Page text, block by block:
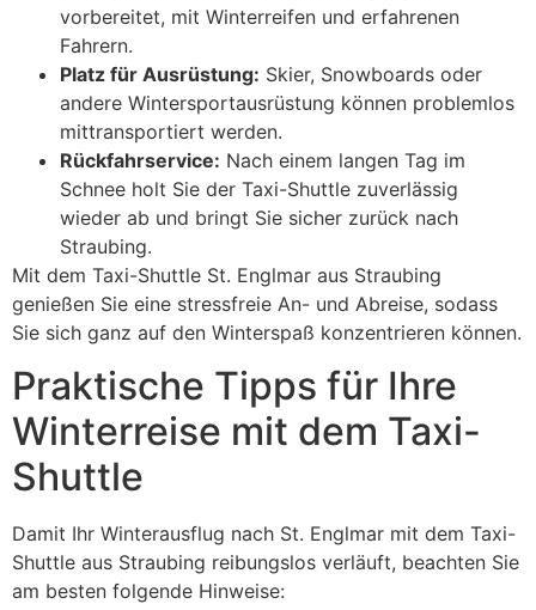
vorbereitet, mit Winterreifen und erfahrenen
Fahrern.
Platz für Ausrüstung: Skier, Snowboards oder
andere Wintersportausrüstung können problemlos
mittransportiert werden.
Rückfahrservice: Nach einem langen Tag im
Schnee holt Sie der Taxi-Shuttle zuverlässig
wieder ab und bringt Sie sicher zurück nach
Straubing.
Mit dem Taxi-Shuttle St. Englmar aus Straubing
genießen Sie eine stressfreie An- und Abreise, sodass
Sie sich ganz auf den Winterspaß konzentrieren können.
Praktische Tipps für Ihre
Winterreise mit dem Taxi-
Shuttle
Damit Ihr Winterausflug nach St. Englmar mit dem Taxi-
Shuttle aus Straubing reibungslos verläuft, beachten Sie
am besten folgende Hinweise: